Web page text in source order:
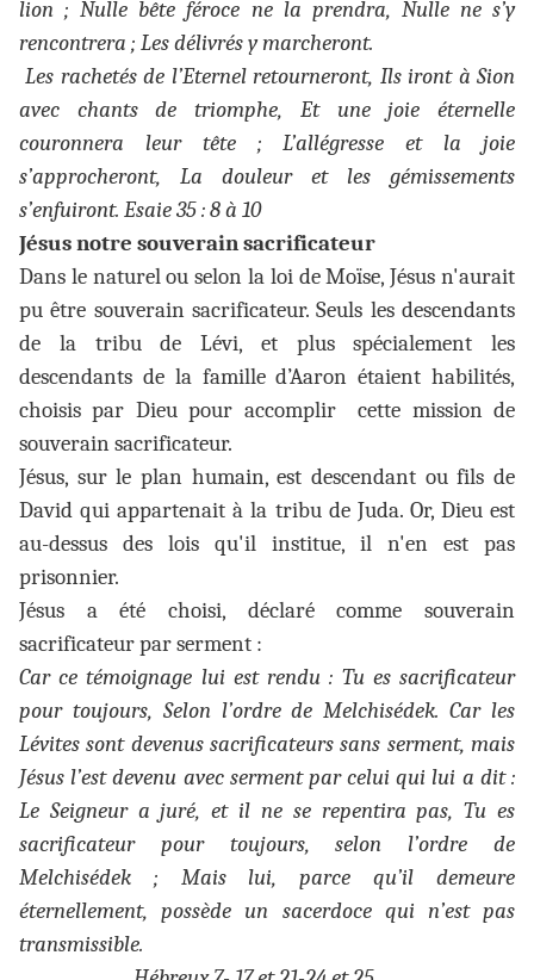
lion ; Nulle bête féroce ne la prendra, Nulle ne s’y
rencontrera ; Les délivrés y marcheront.
Les rachetés de l’Eternel retourneront, Ils iront à Sion
avec chants de triomphe, Et une joie éternelle
couronnera leur tête ; L’allégresse et la joie
s’approcheront, La douleur et les gémissements
s’enfuiront. Esaie 35 : 8 à 10
Jésus notre souverain sacrificateur
Dans le naturel ou selon la loi de Moïse, Jésus n'aurait
pu être souverain sacrificateur. Seuls les descendants
de la tribu de Lévi, et plus spécialement les
descendants de la famille d’Aaron étaient habilités,
choisis par Dieu pour accomplir cette mission de
souverain sacrificateur.
Jésus, sur le plan humain, est descendant ou fils de
David qui appartenait à la tribu de Juda. Or, Dieu est
au-dessus des lois qu'il institue, il n'en est pas
prisonnier.
Jésus a été choisi, déclaré comme souverain
sacrificateur par serment :
Car ce témoignage lui est rendu : Tu es sacrificateur
pour toujours, Selon l’ordre de Melchisédek. Car les
Lévites sont devenus sacrificateurs sans serment, mais
Jésus l’est devenu avec serment par celui qui lui a dit :
Le Seigneur a juré, et il ne se repentira pas, Tu es
sacrificateur pour toujours, selon l’ordre de
Melchisédek ; Mais lui, parce qu’il demeure
éternellement, possède un sacerdoce qui n’est pas
transmissible.